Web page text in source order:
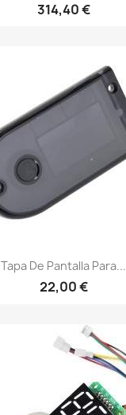
314,40 €
Tapa De Pantalla Para...
22,00 €